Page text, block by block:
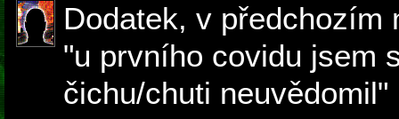
Dodatek, v předchozím
"u prvního covidu jsem
čichu/chuti neuvědomil"